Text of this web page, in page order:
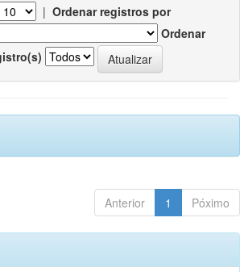
| Ordenar registros por
Ordenar
Anterior 1 Póximo